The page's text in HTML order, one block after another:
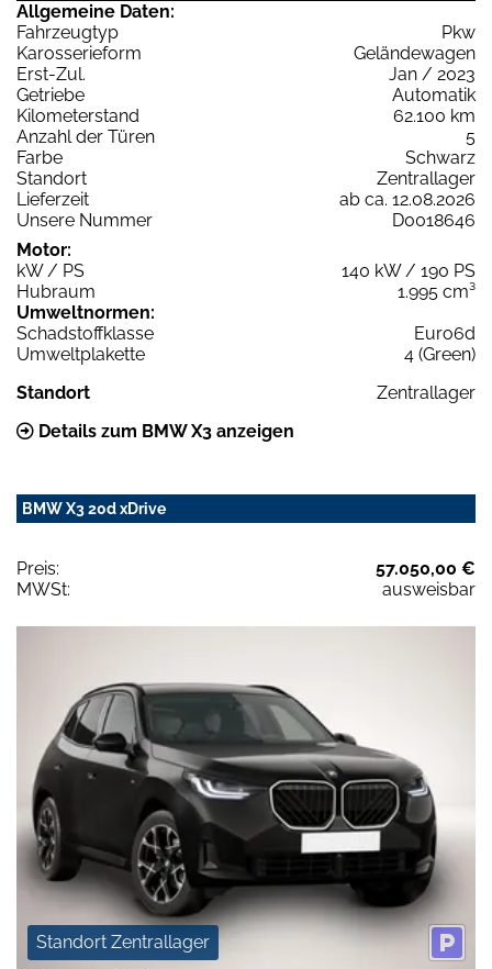
Allgemeine Daten:
Fahrzeugtyp
Pkw
Karosserieform
Geländewagen
Erst-Zul.
Jan / 2023
Getriebe
Automatik
Kilometerstand
62.100 km
Anzahl der Türen
5
Farbe
Schwarz
Standort
Zentrallager
Lieferzeit
ab ca. 12.08.2026
Unsere Nummer
D0018646
Motor:
kW / PS
140 kW / 190 PS
Hubraum
1.995 cm³
Umweltnormen:
Schadstoffklasse
Euro6d
Umweltplakette
4 (Green)
Standort
Zentrallager
Details zum BMW X3 anzeigen
BMW X3 20d xDrive
Preis:
57.050,00 €
MWSt:
ausweisbar
Standort Zentrallager